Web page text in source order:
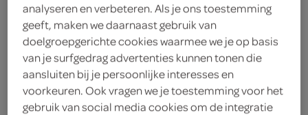
4 marshmallows
4 spekjes
4 poffertjes
analyseren en verbeteren. Als je ons toestemming
geeft, maken we daarnaast gebruik van
doelgroepgerichte cookies waarmee we je op basis
van je surfgedrag advertenties kunnen tonen die
aansluiten bij je persoonlijke interesses en
voorkeuren. Ook vragen we je toestemming voor het
gebruik van social media cookies om de integratie